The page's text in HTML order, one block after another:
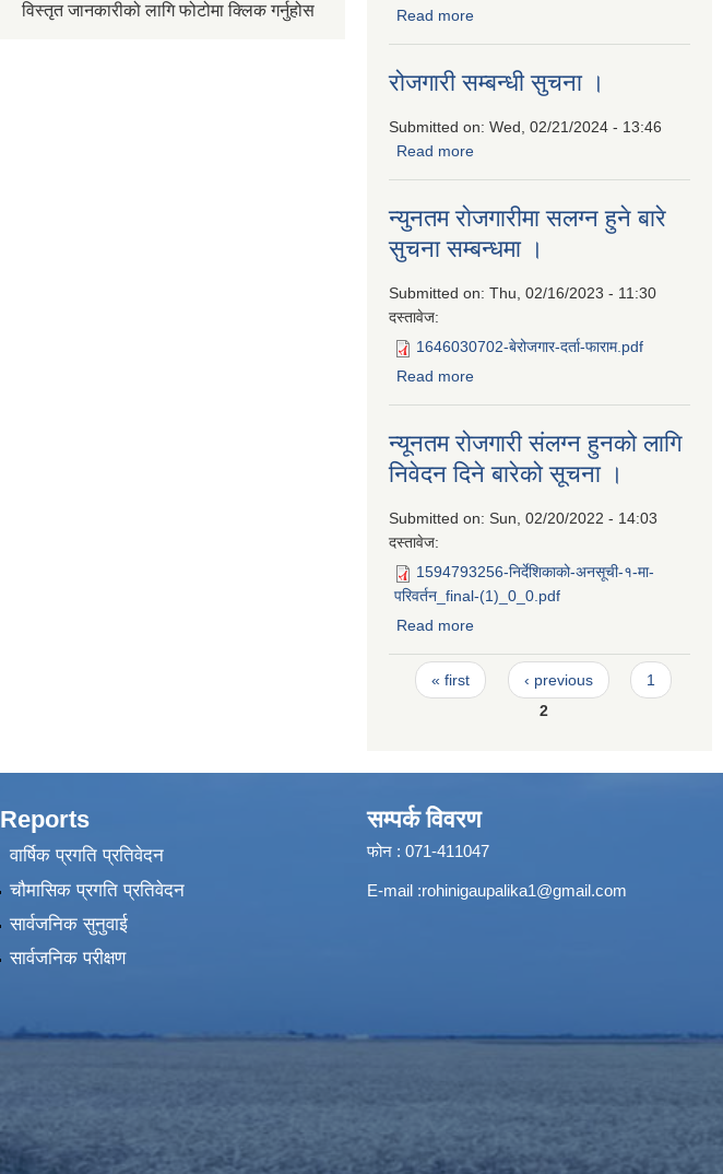
विस्तृत जानकारीको लागि फोटोमा क्लिक गर्नुहोस
Read more
निवेदन दिने बारेको सूचना ।
रोजगारी सम्बन्धी सुचना ।
Submitted on: Wed, 02/21/2024 - 13:46
Read more
न्युनतम राेजगारीमा सलग्न हुने बारे
सुचना सम्बन्धमा ।
Submitted on: Thu, 02/16/2023 - 11:30
दस्तावेज:
1646030702-बेरोजगार-दर्ता-फाराम.pdf
Read more
सुचना सम्बन्धमा ।
न्यूनतम रोजगारी संलग्न हुनको लागि
निवेदन दिने बारेको सूचना ।
Submitted on: Sun, 02/20/2022 - 14:03
दस्तावेज:
1594793256-निर्देशिकाको-अनसूची-१-मा-
परिवर्तन_final-(1)_0_0.pdf
Read more
निवेदन दिने बारेको सूचना ।
Pages
« first ‹ previous
1
2
Reports
वार्षिक प्रगति प्रतिवेदन
चौमासिक प्रगति प्रतिवेदन
सार्वजनिक सुनुवाई
सार्वजनिक परीक्षण
सम्पर्क विवरण
फोन : 071-411047
E-mail :rohinigaupalika1@gmail.com